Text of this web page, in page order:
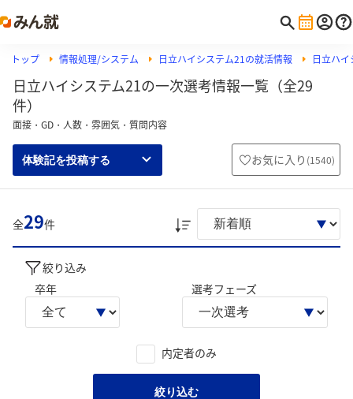
トップ 情報処理/システム 日立ハイシステム21の就活情報 日立ハ
日立ハイシステム21の一次選考情報一覧（全29
件）
面接・GD・人数・雰囲気・質問内容
体験記を投稿する お気に入り (1540)
全29件
絞り込み
卒年
選考フェーズ
内定者のみ
絞り込む